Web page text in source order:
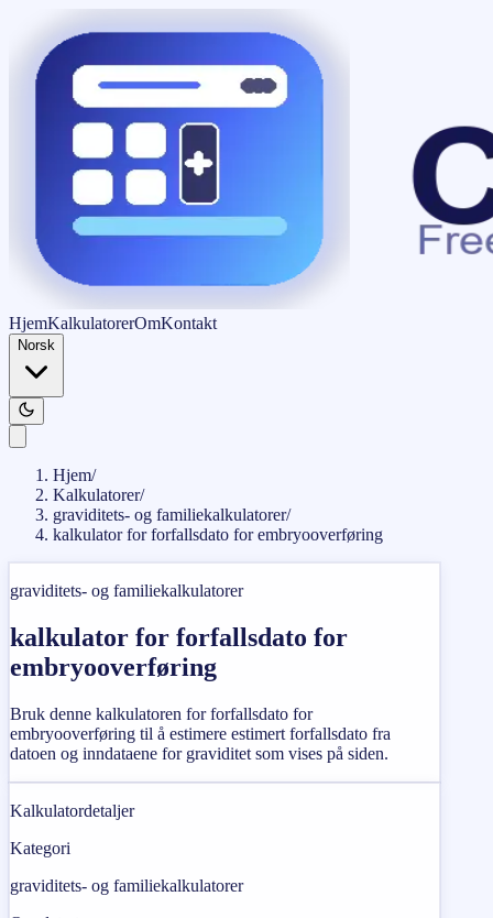
HjemKalkulatorerOmKontakt
Norsk
Hjem/
Kalkulatorer/
graviditets- og familiekalkulatorer/
kalkulator for forfallsdato for embryooverføring
graviditets- og familiekalkulatorer
kalkulator for forfallsdato for
embryooverføring
Bruk denne kalkulatoren for forfallsdato for
embryooverføring til å estimere estimert forfallsdato fra
datoen og inndataene for graviditet som vises på siden.
Kalkulatordetaljer
Kategori
graviditets- og familiekalkulatorer